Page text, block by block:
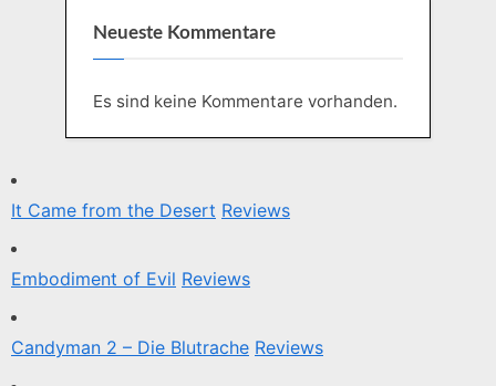
Neueste Kommentare
Es sind keine Kommentare vorhanden.
It Came from the Desert Reviews
Embodiment of Evil Reviews
Candyman 2 – Die Blutrache Reviews